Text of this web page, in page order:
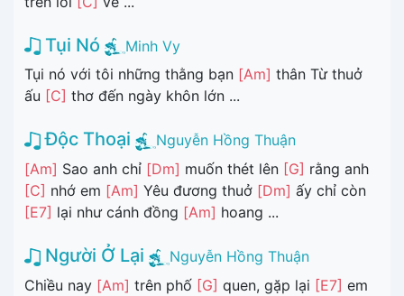
Tụi Nó
Minh Vy
Tụi nó với tôi những thằng bạn [Am] thân Từ thuở
ấu [C] thơ đến ngày khôn lớn ...
Độc Thoại
Nguyễn Hồng Thuận
[Am] Sao anh chỉ [Dm] muốn thét lên [G] rằng anh
[C] nhớ em [Am] Yêu đương thuở [Dm] ấy chỉ còn
[E7] lại như cánh đồng [Am] hoang ...
Người Ở Lại
Nguyễn Hồng Thuận
Chiều nay [Am] trên phố [G] quen, gặp lại [E7] em